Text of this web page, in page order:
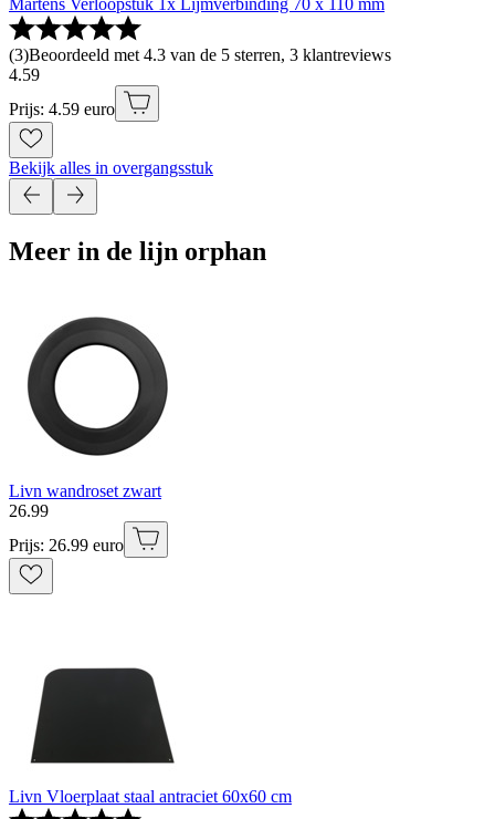
Martens Verloopstuk 1x Lijmverbinding 70 x 110 mm
(3)Beoordeeld met 4.3 van de 5 sterren, 3 klantreviews
4.59
Prijs: 4.59 euro
Bekijk alles in overgangsstuk
Meer in de lijn orphan
Livn wandroset zwart
26.99
Prijs: 26.99 euro
Livn Vloerplaat staal antraciet 60x60 cm